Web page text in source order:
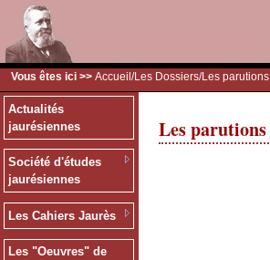
Vous êtes ici >> Accueil /Les Dossiers/Les parutions
Actualités
jaurésiennes
Société d'études
jaurésiennes
Les Cahiers Jaurès
Les "Oeuvres" de
Les parutions